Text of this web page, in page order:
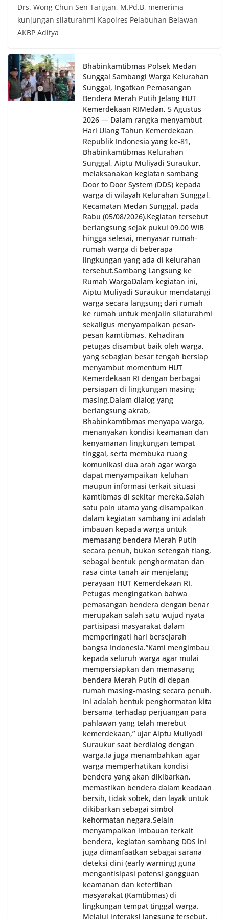
dan kondusif hingga puncak perayaan HUT
Kemerdekaan RI berlangsung.‎‎Wujud Kedekatan
Polri dengan Masyarakat‎Kegiatan sambang Door
to Door System ini merupakan salah satu bentuk
mengedepankan kehadiran dan kedekatan
personel Kepolisian dengan masyarakat. Melalui
kegiatan semacam ini, Bhabinkamtibmas tidak
hanya berperan sebagai penyampai informasi
dan imbauan, tetapi juga sebagai mitra
masyarakat dalam menjaga keamanan lingkungan
secara bersama-sama.‎‎Kehadiran
Bhabinkamtibmas di tengah-tengah warga
diharapkan dapat semakin mempererat
hubungan kemitraan antara Polri dan
masyarakat, sekaligus membangun kesadaran
kolektif warga akan pentingnya menjaga
keamanan, ketertiban, dan kekompakan
lingkungan, khususnya dalam menyambut
momentum bersejarah HUT Kemerdekaan
Republik Indonesia.‎Kegiatan sambang ini
rencananya akan terus dilaksanakan secara rutin
oleh Bhabinkamtibmas di wilayah Kelurahan
Sunggal sebagai bagian dari upaya menciptakan
situasi Kamtibmas yang aman dan kondusif,
sekaligus menumbuhkan semangat nasionalisme
warga dalam menyambut Hari Kemerdekaan RI.
Drs. Wong Chun Sen Tarigan, M.Pd.B, menerima
kunjungan silaturahmi Kapolres Pelabuhan Belawan
AKBP Aditya
Bhabinkamtibmas Polsek Medan
Sunggal Sambangi Warga Kelurahan
Sunggal, Ingatkan Pemasangan
Bendera Merah Putih Jelang HUT
Kemerdekaan RI‎‎Medan, 5 Agustus
2026 — Dalam rangka menyambut
Hari Ulang Tahun Kemerdekaan
Republik Indonesia yang ke-81,
Bhabinkamtibmas Kelurahan
Sunggal, Aiptu Muliyadi Suraukur,
melaksanakan kegiatan sambang
Door to Door System (DDS) kepada
warga di wilayah Kelurahan Sunggal,
Kecamatan Medan Sunggal, pada
Rabu (05/08/2026).‎‎Kegiatan tersebut
berlangsung sejak pukul 09.00 WIB
hingga selesai, menyasar rumah-
rumah warga di beberapa
lingkungan yang ada di kelurahan
tersebut.‎Sambang Langsung ke
Rumah Warga‎Dalam kegiatan ini,
Aiptu Muliyadi Suraukur mendatangi
warga secara langsung dari rumah
ke rumah untuk menjalin silaturahmi
sekaligus menyampaikan pesan-
pesan kamtibmas. Kehadiran
petugas disambut baik oleh warga,
yang sebagian besar tengah bersiap
menyambut momentum HUT
Kemerdekaan RI dengan berbagai
persiapan di lingkungan masing-
masing.‎Dalam dialog yang
berlangsung akrab,
Bhabinkamtibmas menyapa warga,
menanyakan kondisi keamanan dan
kenyamanan lingkungan tempat
tinggal, serta membuka ruang
komunikasi dua arah agar warga
dapat menyampaikan keluhan
maupun informasi terkait situasi
kamtibmas di sekitar mereka.‎‎‎Salah
satu poin utama yang disampaikan
dalam kegiatan sambang ini adalah
imbauan kepada warga untuk
memasang bendera Merah Putih
secara penuh, bukan setengah tiang,
sebagai bentuk penghormatan dan
rasa cinta tanah air menjelang
perayaan HUT Kemerdekaan RI.
Petugas mengingatkan bahwa
pemasangan bendera dengan benar
merupakan salah satu wujud nyata
partisipasi masyarakat dalam
memperingati hari bersejarah
bangsa Indonesia.‎‎”Kami mengimbau
kepada seluruh warga agar mulai
mempersiapkan dan memasang
bendera Merah Putih di depan
rumah masing-masing secara penuh.
Ini adalah bentuk penghormatan kita
bersama terhadap perjuangan para
pahlawan yang telah merebut
kemerdekaan,” ujar Aiptu Muliyadi
Suraukur saat berdialog dengan
warga.‎‎Ia juga menambahkan agar
warga memperhatikan kondisi
bendera yang akan dikibarkan,
memastikan bendera dalam keadaan
bersih, tidak sobek, dan layak untuk
dikibarkan sebagai simbol
kehormatan negara.‎‎‎Selain
menyampaikan imbauan terkait
bendera, kegiatan sambang DDS ini
juga dimanfaatkan sebagai sarana
deteksi dini (early warning) guna
mengantisipasi potensi gangguan
keamanan dan ketertiban
masyarakat (Kamtibmas) di
lingkungan tempat tinggal warga.
Melalui interaksi langsung tersebut,